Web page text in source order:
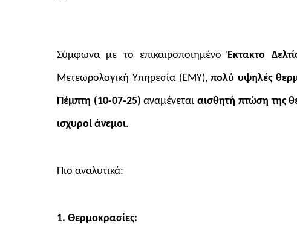
Σύμφωνα με το επικαιροποιημένοΈκτακτο
Μετεωρολογική Υπηρεσία (ΕΜΥ),πολύ υψηλές
Πέμπτη (10-07-25) αναμένεταιαισθητή πτώση της
ισχυροί άνεμοι.
Πιο αναλυτικά:
1. Θερμοκρασίες: